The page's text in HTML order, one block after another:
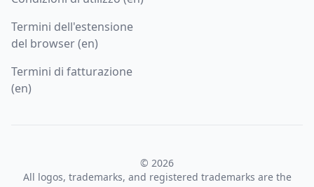
Termini dell'estensione
del browser (en)
Termini di fatturazione
(en)
© 2026
All logos, trademarks, and registered trademarks are the